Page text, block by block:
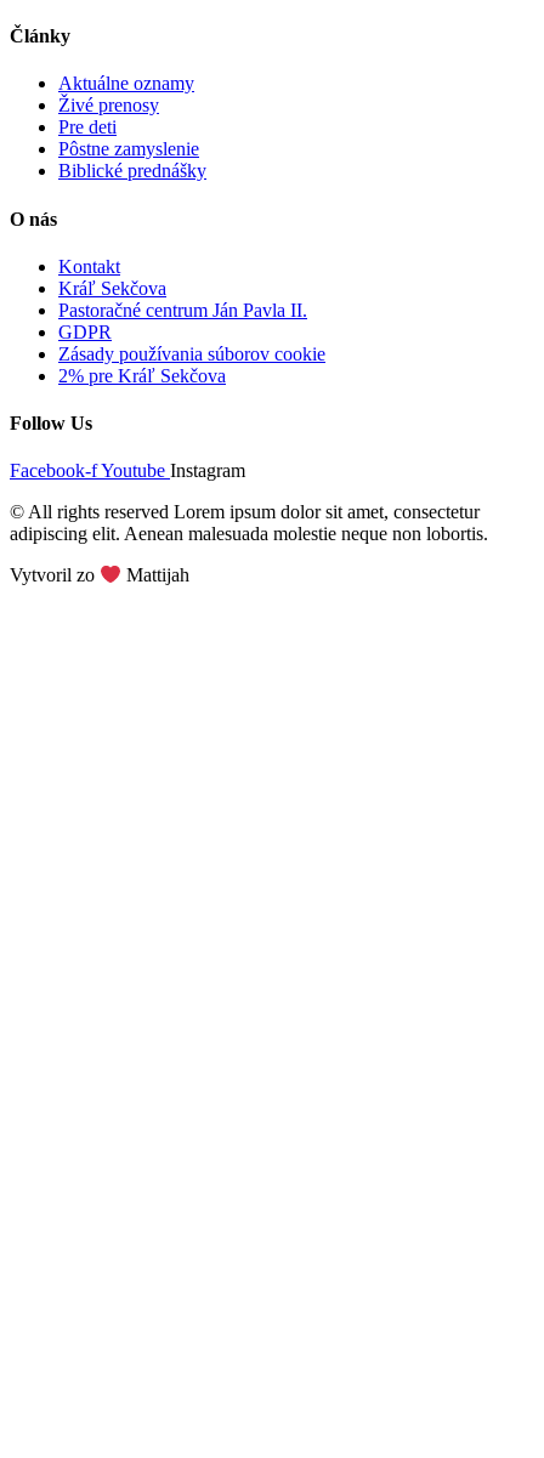
Články
Aktuálne oznamy
Živé prenosy
Pre deti
Pôstne zamyslenie
Biblické prednášky
O nás
Kontakt
Kráľ Sekčova
Pastoračné centrum Ján Pavla II.
GDPR
Zásady používania súborov cookie
2% pre Kráľ Sekčova
Follow Us
Facebook-fYoutube Instagram
© All rights reserved Lorem ipsum dolor sit amet, consectetur
adipiscing elit. Aenean malesuada molestie neque non lobortis.
Vytvoril zo Mattijah